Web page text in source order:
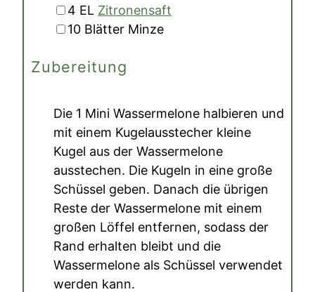
▢
4 EL Zitronensaft
▢
10 Blätter Minze
Zubereitung
Die 1 Mini Wassermelone halbieren und
mit einem Kugelausstecher kleine
Kugel aus der Wassermelone
ausstechen. Die Kugeln in eine große
Schüssel geben. Danach die übrigen
Reste der Wassermelone mit einem
großen Löffel entfernen, sodass der
Rand erhalten bleibt und die
Wassermelone als Schüssel verwendet
werden kann.